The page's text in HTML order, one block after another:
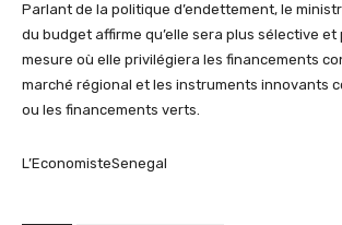
Parlant de la politique d’endettement, le
du budget affirme qu’elle sera plus sélective
mesure où elle privilégiera les financements
marché régional et les instruments innovants
ou les financements verts.
L’EconomisteSenegal